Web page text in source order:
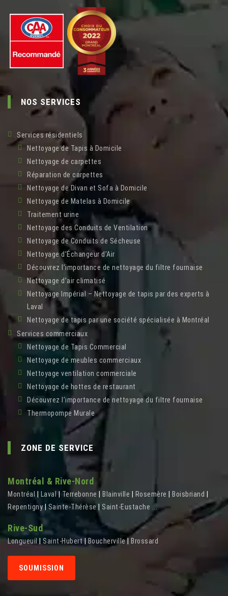
NOS SERVICES
Services résidentiels
Nettoyage de Tapis à Domicile
Nettoyage de carpettes
Réparation de carpettes
Nettoyage de Divan et Sofa à Domicile
Nettoyage de Matelas à Domicile
Traitement urine
Nettoyage des Conduits de Ventilation
Nettoyage de Conduits de Sécheuse
Nettoyage d’Échangeur d’Air
Découvrez l’importance de nettoyage du filtre fournaise
Nettoyage d’air climatisé
Nettoyage Impérial – Nettoyage de tapis par des experts à
Laval
Nettoyage de tapis par une société spécialisée à Montréal
Services commerciaux
Nettoyage de Tapis Commercial
Nettoyage de meubles commerciaux
Nettoyage ventilation commerciale
Nettoyage de hottes de restaurant
Découvrez l’importance de nettoyage du filtre fournaise
Thermopompe Murale
ZONE DE SERVICE
Montréal & Rive-Nord
Montréal Laval|Terrebonne Blainville Rosemère Boisbriand
Repentigny| Sainte-Thérèse Saint-Eustache ...
Rive-Sud
Longueuil Saint-Hubert Boucherville| Brossard
SOUMISSION